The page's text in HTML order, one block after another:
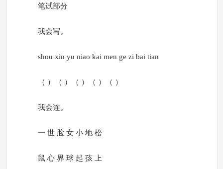
笔试部分
我会写。
shou xin yu niao kai men ge zi bai tian
（ ）（ ）（ ）（ ）（ ）
我会连。
一 世 脸 女 小 地 松
鼠 心 界 球 起 孩 上